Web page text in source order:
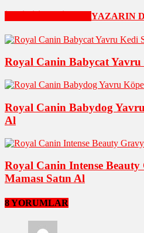
YAZARIN
Royal Canin Babycat Yavru
Royal Canin Babydog
Al
Royal Canin Intense Beauty
Maması Satın Al
8 YORUMLAR